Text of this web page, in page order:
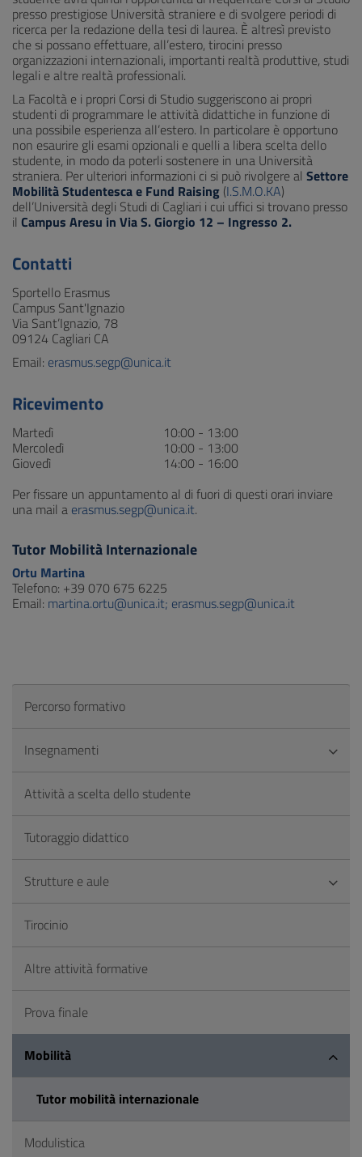
presso prestigiose Università straniere e di svolgere periodi di
ricerca per la redazione della tesi di laurea. È altresì previsto
che si possano effettuare, all’estero, tirocini presso
organizzazioni internazionali, importanti realtà produttive, studi
legali e altre realtà professionali.
La Facoltà e i propri Corsi di Studio suggeriscono ai propri
studenti di programmare le attività didattiche in funzione di
una possibile esperienza all’estero. In particolare è opportuno
non esaurire gli esami opzionali e quelli a libera scelta dello
studente, in modo da poterli sostenere in una Università
straniera. Per ulteriori informazioni ci si può rivolgere al Settore
Mobilità Studentesca e Fund Raising (I.S.M.O.KA)
dell’Università degli Studi di Cagliari i cui uffici si trovano presso
il Campus Aresu in Via S. Giorgio 12 – Ingresso 2.
Contatti
Sportello Erasmus
Campus Sant'Ignazio
Via Sant’Ignazio, 78
09124 Cagliari CA
Email: erasmus.segp@unica.it
Ricevimento
Martedì 10:00 - 13:00
Mercoledì 10:00 - 13:00
Giovedì
14:00 - 16:00
Per fissare un appuntamento al di fuori di questi orari inviare
una mail a erasmus.segp@unica.it.
Tutor Mobilità Internazionale
Ortu Martina
Telefono: +39 070 675 6225
Email: martina.ortu@unica.it; erasmus.segp@unica.it
Percorso formativo
Insegnamenti
Attività a scelta dello studente
Tutoraggio didattico
Strutture e aule
Tirocinio
Altre attività formative
Prova finale
Mobilità
Tutor mobilità internazionale
Modulistica